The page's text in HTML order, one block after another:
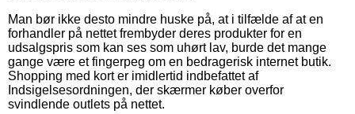
Man bør ikke desto mindre huske på, at i tilfælde af at en
forhandler på nettet frembyder deres produkter for en
udsalgspris som kan ses som uhørt lav, burde det mange
gange være et fingerpeg om en bedragerisk internet butik.
Shopping med kort er imidlertid indbefattet af
Indsigelsesordningen, der skærmer køber overfor
svindlende outlets på nettet.